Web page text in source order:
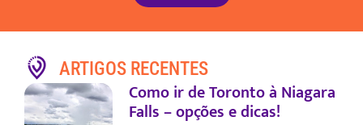
ARTIGOS RECENTES
Como ir de Toronto à Niagara
Falls – opções e dicas!